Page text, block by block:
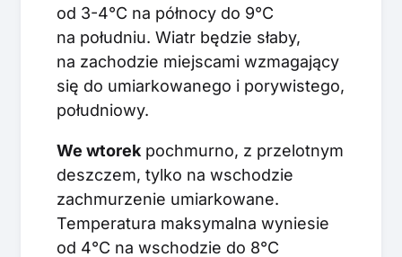
od 3-4°C na północy do 9°C
na południu. Wiatr będzie słaby,
na zachodzie miejscami wzmagający
się do umiarkowanego i porywistego,
południowy.
We wtorek pochmurno, z przelotnym
deszczem, tylko na wschodzie
zachmurzenie umiarkowane.
Temperatura maksymalna wyniesie
od 4°C na wschodzie do 8°C